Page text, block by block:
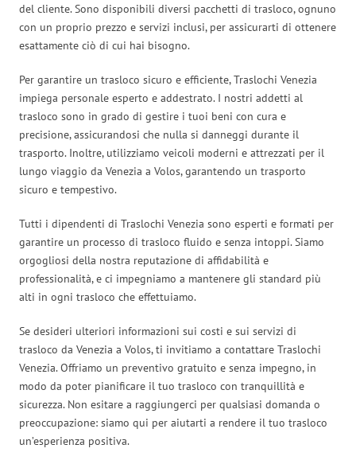
del cliente. Sono disponibili diversi pacchetti di trasloco, ognuno
con un proprio prezzo e servizi inclusi, per assicurarti di ottenere
esattamente ciò di cui hai bisogno.
Per garantire un trasloco sicuro e efficiente, Traslochi Venezia
impiega personale esperto e addestrato. I nostri addetti al
trasloco sono in grado di gestire i tuoi beni con cura e
precisione, assicurandosi che nulla si danneggi durante il
trasporto. Inoltre, utilizziamo veicoli moderni e attrezzati per il
lungo viaggio da Venezia a Volos, garantendo un trasporto
sicuro e tempestivo.
Tutti i dipendenti di Traslochi Venezia sono esperti e formati per
garantire un processo di trasloco fluido e senza intoppi. Siamo
orgogliosi della nostra reputazione di affidabilità e
professionalità, e ci impegniamo a mantenere gli standard più
alti in ogni trasloco che effettuiamo.
Se desideri ulteriori informazioni sui costi e sui servizi di
trasloco da Venezia a Volos, ti invitiamo a contattare Traslochi
Venezia. Offriamo un preventivo gratuito e senza impegno, in
modo da poter pianificare il tuo trasloco con tranquillità e
sicurezza. Non esitare a raggiungerci per qualsiasi domanda o
preoccupazione: siamo qui per aiutarti a rendere il tuo trasloco
un’esperienza positiva.